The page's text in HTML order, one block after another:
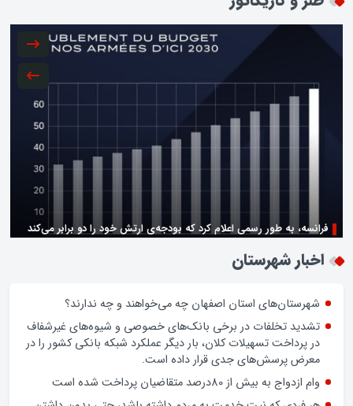
فرانسه، به طور رسمی اعلام کرد که بودجه‌ی ارتش خود را دو برابر می‌کند
زن اگر خوب باشه یه زندگی حالش خوبه/روز زن مبارک
اخبار شهرستان
شهرستان‌های استان اصفهان چه می‌خواهند و چه ندارند؟
تشدید تخلفات در برخی بانک‌های خصوصی و شیوه‌های غیرشفاف